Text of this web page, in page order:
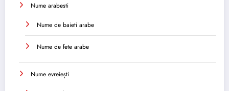
Nume arabesti
Nume de baieti arabe
Nume de fete arabe
Nume evreiești